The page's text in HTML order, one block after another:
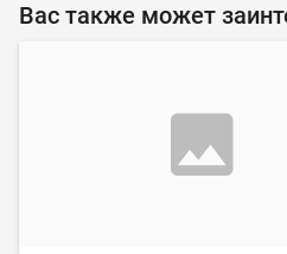
Вас также может